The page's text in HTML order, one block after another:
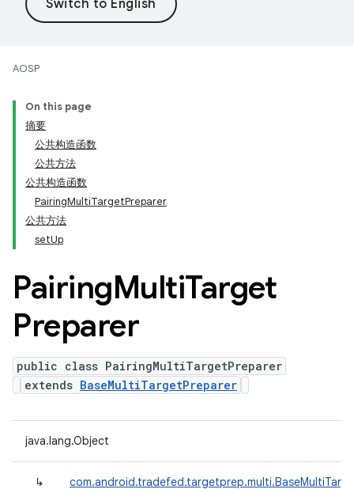
AOSP
On this page
摘要
公共构造函数
公共方法
公共构造函数
PairingMultiTargetPreparer
公共方法
setUp
PairingMultiTarget
Preparer
public class PairingMultiTargetPreparer
extends BaseMultiTargetPreparer
java.lang.Object
↳